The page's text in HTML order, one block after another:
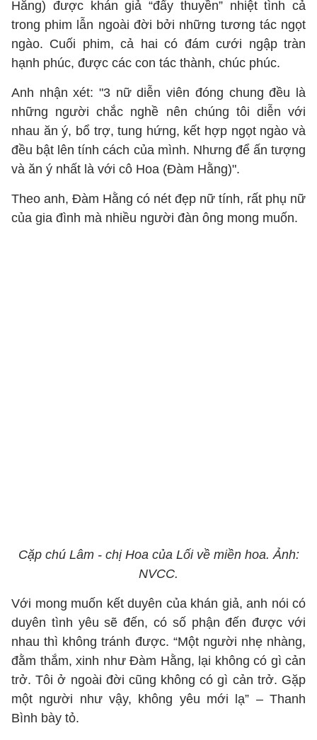
Hằng) được khán giả “đẩy thuyền” nhiệt tình cả
trong phim lẫn ngoài đời bởi những tương tác ngọt
ngào. Cuối phim, cả hai có đám cưới ngập tràn
hạnh phúc, được các con tác thành, chúc phúc.
Anh nhận xét: "3 nữ diễn viên đóng chung đều là
những người chắc nghề nên chúng tôi diễn với
nhau ăn ý, bổ trợ, tung hứng, kết hợp ngọt ngào và
đều bật lên tính cách của mình. Nhưng để ấn tượng
và ăn ý nhất là với cô Hoa (Đàm Hằng)".
Theo anh, Đàm Hằng có nét đẹp nữ tính, rất phụ nữ
của gia đình mà nhiều người đàn ông mong muốn.
Cặp chú Lâm - chị Hoa của Lối về miền hoa. Ảnh:
NVCC.
Với mong muốn kết duyên của khán giả, anh nói có
duyên tình yêu sẽ đến, có số phận đến được với
nhau thì không tránh được. “Một người nhẹ nhàng,
đằm thắm, xinh như Đàm Hằng, lại không có gì cản
trở. Tôi ở ngoài đời cũng không có gì cản trở. Gặp
một người như vậy, không yêu mới lạ” – Thanh
Bình bày tỏ.